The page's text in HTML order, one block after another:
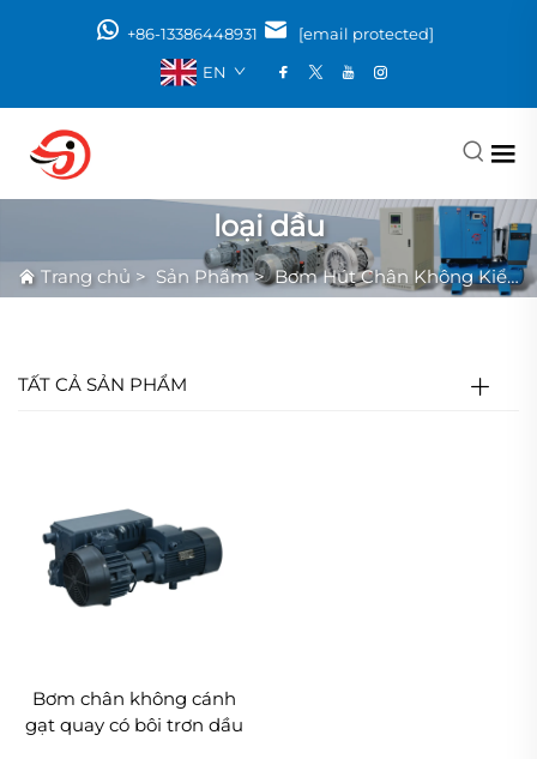
+86-13386448931
[email protected]
EN
loại dầu
Trang chủ > Sản Phẩm>Bơm Hút Chân Không Kiểu Cánh Gạt
TẤT CẢ SẢN PHẨM
Bơm chân không cánh
gạt quay có bôi trơn dầu